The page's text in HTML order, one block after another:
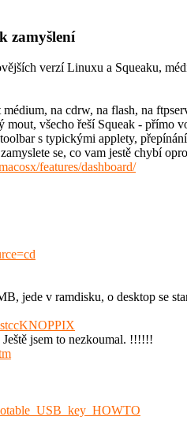
zamyšlení
verzí Linuxu a Squeaku,
na cdrw, na flash, na
všecho řeší Squeak - přímo
s typickými applety,
se, co vam jestě chybí
features/dashboard/
jede v ramdisku, o desktop se
jsem to nezkoumal. !!!!!!